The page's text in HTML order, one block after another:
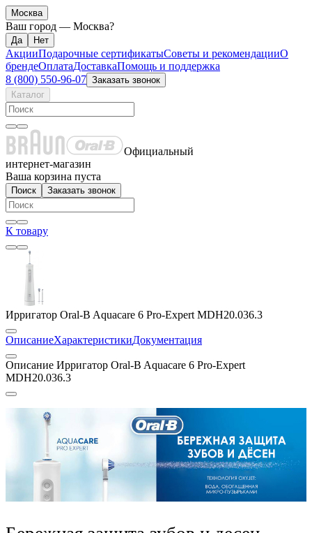
Москва
Ваш город — Москва?
АкцииПодарочные сертификатыСоветы и рекомендацииО
брендеОплатаДоставкаПомощь и поддержка
8 (800) 550-96-07 Заказать звонок
Каталог
Официальный
интернет-магазин
Ваша корзина пуста
Поиск Заказать звонок
К товару
Ирригатор Oral-B Aquacare 6 Pro-Expert MDH20.036.3
ОписаниеХарактеристикиДокументация
Описание Ирригатор Oral-B Aquacare 6 Pro-Expert
MDH20.036.3